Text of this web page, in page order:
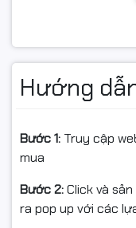
trí khoa học, dễ
Hướng
Bước 1: Truy cập
mua
Bước 2:Click và
ra pop up với các